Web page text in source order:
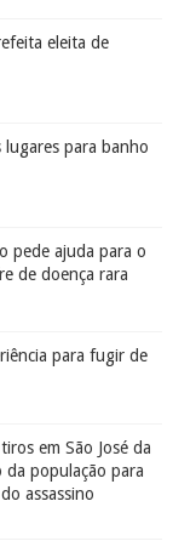
eleita de
lugares para banho
pede ajuda para o
de doença rara
para fugir de
em São José da
da população para
assassino